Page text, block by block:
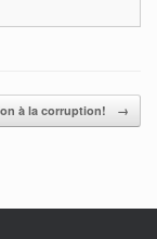
à la corruption! →